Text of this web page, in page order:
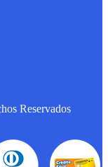
Reservados